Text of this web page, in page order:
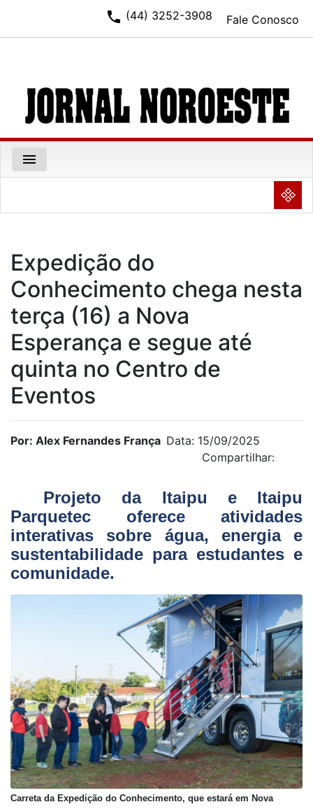
Fale Conosco
phone (44) 3252-3908
menu
NULL
Expedição do
Conhecimento chega nesta
terça (16) a Nova
Esperança e segue até
quinta no Centro de
Eventos
Por: Alex Fernandes França Data: 15/09/2025
Compartilhar:
Projeto da Itaipu e Itaipu
Parquetec oferece atividades
interativas sobre água, energia e
sustentabilidade para estudantes e
comunidade.
Carreta da Expedição do Conhecimento, que estará em Nova